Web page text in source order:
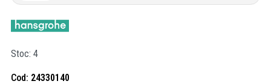
Stoc 4
Cod 24330140